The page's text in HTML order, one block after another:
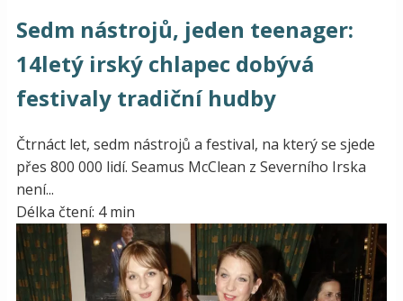
Sedm nástrojů, jeden teenager:
14letý irský chlapec dobývá
festivaly tradiční hudby
Čtrnáct let, sedm nástrojů a festival, na který se sjede
přes 800 000 lidí. Seamus McClean z Severního Irska
není...
Délka čtení: 4 min